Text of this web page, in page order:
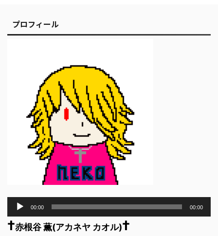
プロフィール
プ
00:00 00:00
†赤根谷 薫(アカネヤ カオル)†